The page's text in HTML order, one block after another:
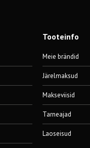
Tooteinfo
Meie brändid
Järelmaksud
Makseviisid
Tarneajad
Laoseisud